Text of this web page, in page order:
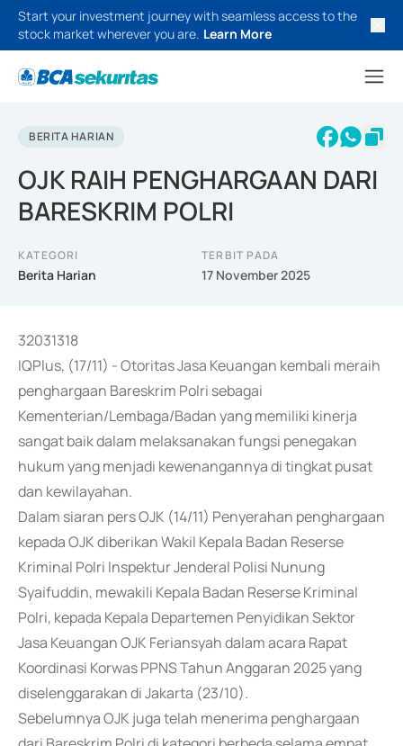
Start your investment journey with seamless access to the
stock market wherever you are. Learn More
BERITA HARIAN
OJK RAIH PENGHARGAAN DARI
BARESKRIM POLRI
KATEGORI
Berita Harian
TERBIT PADA
17 November 2025
32031318
IQPlus, (17/11) - Otoritas Jasa Keuangan kembali meraih
penghargaan Bareskrim Polri sebagai
Kementerian/Lembaga/Badan yang memiliki kinerja
sangat baik dalam melaksanakan fungsi penegakan
hukum yang menjadi kewenangannya di tingkat pusat
dan kewilayahan.
Dalam siaran pers OJK (14/11) Penyerahan penghargaan
kepada OJK diberikan Wakil Kepala Badan Reserse
Kriminal Polri Inspektur Jenderal Polisi Nunung
Syaifuddin, mewakili Kepala Badan Reserse Kriminal
Polri, kepada Kepala Departemen Penyidikan Sektor
Jasa Keuangan OJK Feriansyah dalam acara Rapat
Koordinasi Korwas PPNS Tahun Anggaran 2025 yang
diselenggarakan di Jakarta (23/10).
Sebelumnya OJK juga telah menerima penghargaan